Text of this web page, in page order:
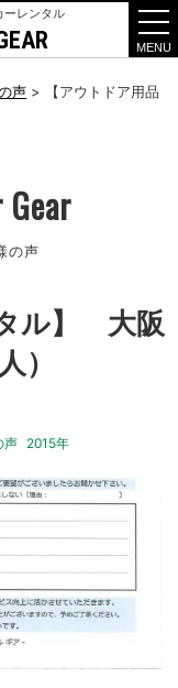
ーレンタル
t
o
g
l
声 >
【アウトドア用品
の声
ル】 大阪
）
声 2015年